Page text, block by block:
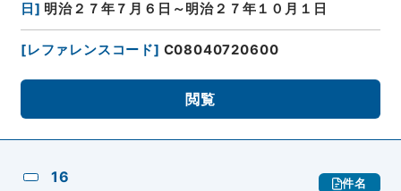
日 ] 明治２７年７月６日～明治２７年１０月１日
[レファレンスコード] C08040720600
閲覧
16 件名